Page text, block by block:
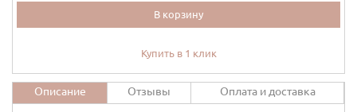
В корзину
Купить в 1 клик
Описание Отзывы Оплата и доставка